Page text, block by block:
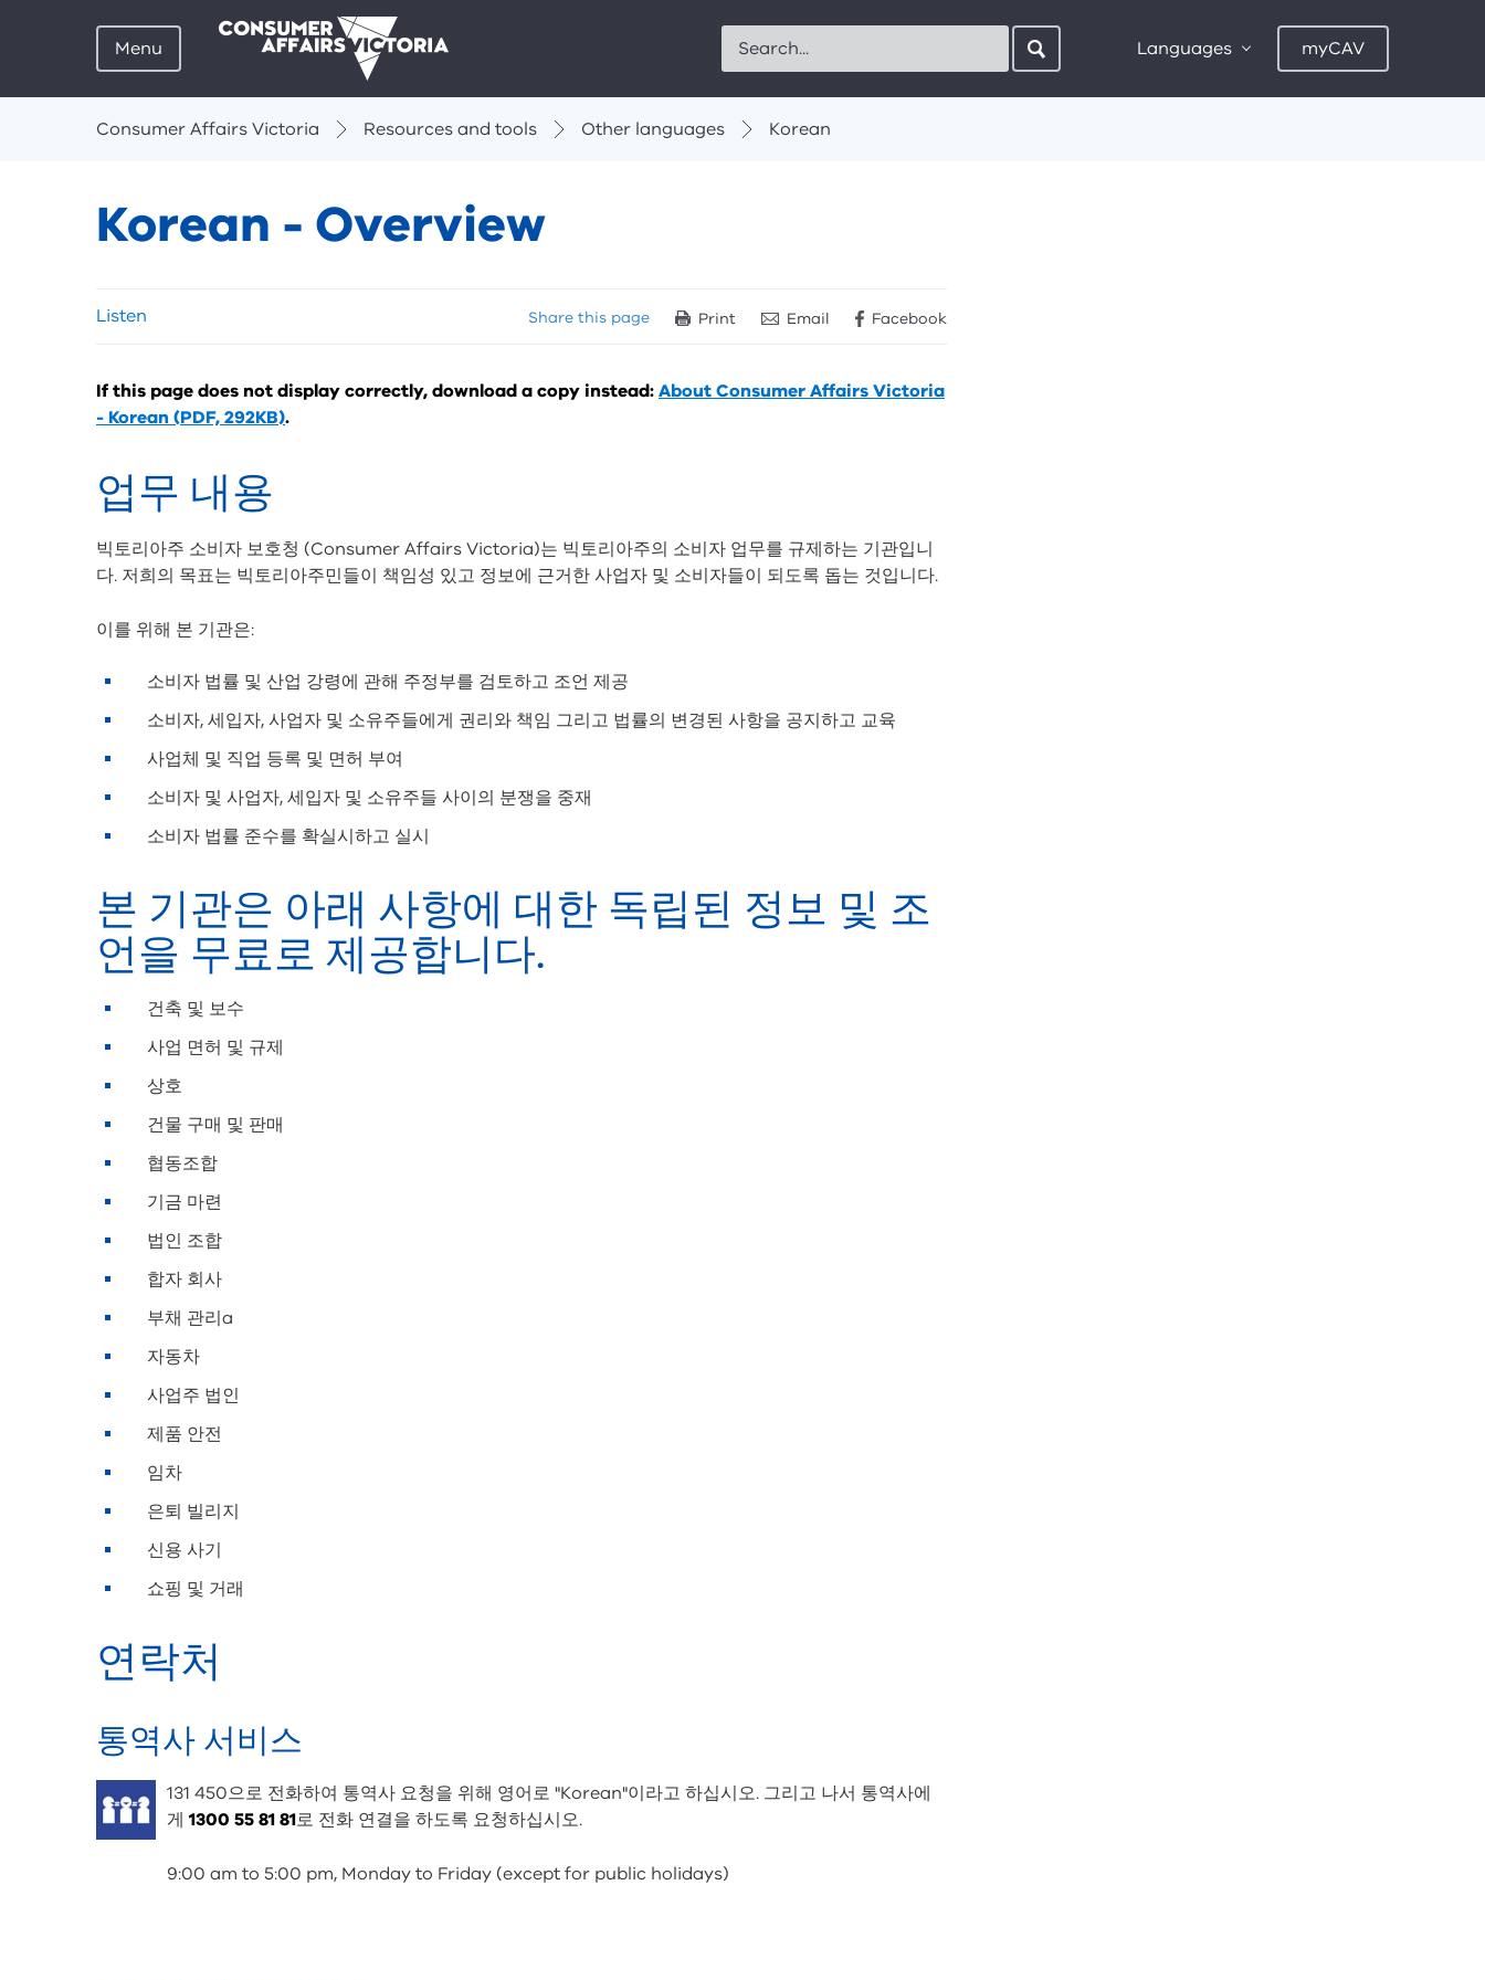
Menu Search Languages myCAV
Consumer Affairs Victoria
Resources and tools Other languages Korean
Korean - Overview
listen
tools
Listen Share this page Print Email Facebook
If this page does not display correctly, download a copy instead:About Consumer Affairs Victoria
- Korean (PDF, 292KB).
업무 내용
빅토리아주 소비자 보호청 (Consumer Affairs Victoria)는 빅토리아주의 소비자 업무를 규제하는 기관입니
다. 저희의 목표는 빅토리아주민들이 책임성 있고 정보에 근거한 사업자 및 소비자들이 되도록 돕는 것입니다.
이를 위해 본 기관은:
소비자 법률 및 산업 강령에 관해 주정부를 검토하고 조언 제공
소비자, 세입자, 사업자 및 소유주들에게 권리와 책임 그리고 법률의 변경된 사항을 공지하고 교육
사업체 및 직업 등록 및 면허 부여
소비자 및 사업자, 세입자 및 소유주들 사이의 분쟁을 중재
소비자 법률 준수를 확실시하고 실시
본 기관은 아래 사항에 대한 독립된 정보 및 조
언을 무료로 제공합니다.
건축 및 보수
사업 면허 및 규제
상호
건물 구매 및 판매
협동조합
기금 마련
법인 조합
합자 회사
부채 관리a
자동차
사업주 법인
제품 안전
임차
은퇴 빌리지
신용 사기
쇼핑 및 거래
연락처
통역사 서비스
131 450으로 전화하여 통역사 요청을 위해 영어로 "Korean"이라고 하십시오. 그리고 나서 통역사에
게 1300 55 81 81로 전화 연결을 하도록 요청하십시오.
9:00 am to 5:00 pm, Monday to Friday (except for public holidays)